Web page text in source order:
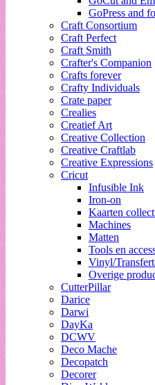
GoPress and
Craft Consortium
Craft Perfect
Craft Smith
Crafter's Companion
Crafts forever
Crafty Individuals
Crate paper
Crealies
Creatief Art
Creative Collection
Creative Craftlab
Creative Expressions
Cricut
Infusible Ink
Iron-on
Kaarten
Machines
Matten
Tools en
Vinyl/
Overige
CutterPillar
Darice
Darwi
DayKa
DCWV
Deco Mache
Decopatch
Decorer